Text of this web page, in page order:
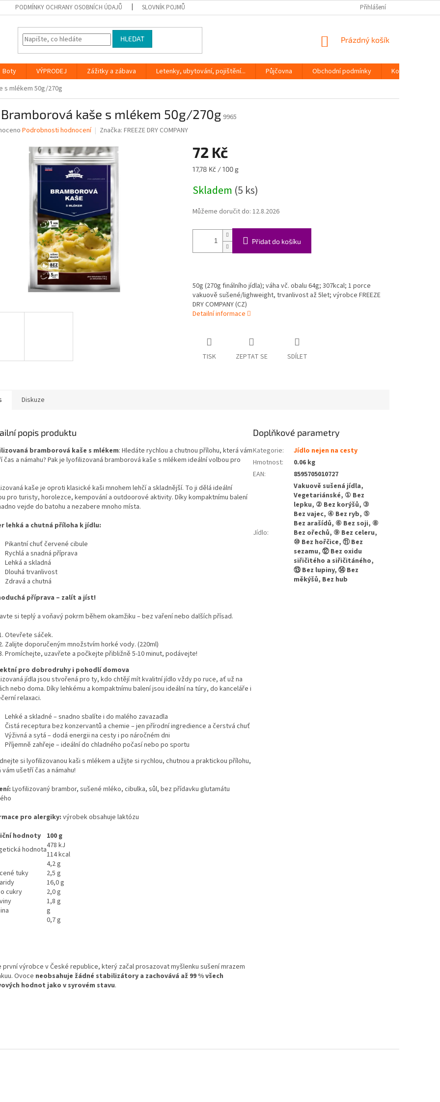
PODMÍNKY OCHRANY OSOBNÍCH ÚDAJŮ SLOVNÍK POJMŮ Přihlášení
HLEDAT
NÁKUPNÍ
Prázdný košík
Boty VÝPRODEJ Zážitky a zábava Letenky, ubytování, pojištění... Půjčovna Obchodní podmínky
Kontakty
s mlékem 50g/270g
Bramborová kaše s mlékem 50g/270g 9965
Podrobnosti hodnocení Značka: FREEZE DRY COMPANY
72 Kč
Měrná
17,78 Kč / 100 g
Skladem (5 ks)
Můžeme doručit do: 12.8.2026
Přidat do košíku
50g (270g finálního jídla); váha vč. obalu 64g; 307kcal; 1 porce
vakuově sušené/lighweight, trvanlivost až 5let; výrobce FREEZE
DRY COMPANY (CZ)
Detailní informace
TISK ZEPTAT SE SDÍLET
Diskuze
popis produktu
bramborová kaše s mlékem: Hledáte rychlou a chutnou přílohu, která vám
čas a námahu? Pak je lyofilizovaná bramborová kaše s mlékem ideální volbou pro
kaše je oproti klasické kaši mnohem lehčí a skladnější. To ji dělá ideální
pro turisty, horolezce, kempování a outdoorové aktivity. Díky kompaktnímu balení
vejde do batohu a nezabere mnoho místa.
lehká a chutná příloha k jídlu:
Pikantní chuť červené cibule
Rychlá a snadná příprava
Lehká a skladná
Dlouhá trvanlivost
Zdravá a chutná
příprava – zalít a jíst!
si teplý a voňavý pokrm během okamžiku – bez vaření nebo dalších přísad.
Otevřete sáček.
Zalijte doporučeným množstvím horké vody. (220ml)
Promíchejte, uzavřete a počkejte přibližně 5-10 minut, podávejte!
pro dobrodruhy i pohodlí domova
jídla jsou stvořená pro ty, kdo chtějí mít kvalitní jídlo vždy po ruce, ať už na
nebo doma. Díky lehkému a kompaktnímu balení jsou ideální na túry, do kanceláře i
relaxaci.
Lehké a skladné – snadno sbalíte i do malého zavazadla
Čistá receptura bez konzervantů a chemie – jen přírodní ingredience a čerstvá chuť
Výživná a sytá – dodá energii na cesty i po náročném dni
Příjemně zahřeje – ideální do chladného počasí nebo po sportu
si lyofilizovanou kaši s mlékem a užijte si rychlou, chutnou a praktickou přílohu,
ušetří čas a námahu!
Lyofilizovaný brambor, sušené mléko, cibulka, sůl, bez přídavku glutamátu
pro alergiky: výrobek obsahuje laktózu
hodnoty
100 g
hodnota478 kJ
114 kcal
4,2 g
tuky
2,5 g
16,0 g
cukry
2,0 g
1,8 g
g
0,7 g
první výrobce v České republice, který začal prosazovat myšlenku sušení mrazem
Ovoce neobsahuje žádné stabilizátory a zachovává až 99 % všech
hodnot jako v syrovém stavu.
Doplňkové parametry
Kategorie:
Jídlo nejen na cesty
Hmotnost:
0.06 kg
EAN: 8595705010727
Jídlo:
Vakuově sušená jídla,
Vegetariánské, ① Bez
lepku, ② Bez korýšů, ③
Bez vajec, ④ Bez ryb, ⑤
Bez arašídů, ⑥ Bez soji, ⑧
Bez ořechů, ⑨ Bez celeru,
⑩ Bez hořčice, ⑪ Bez
sezamu, ⑫ Bez oxidu
siřičitého a siřičitáného,
⑬ Bez lupiny, ⑭ Bez
měkýšů, Bez hub